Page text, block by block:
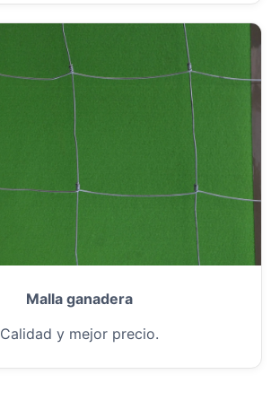
Malla ganadera
Calidad y mejor precio.